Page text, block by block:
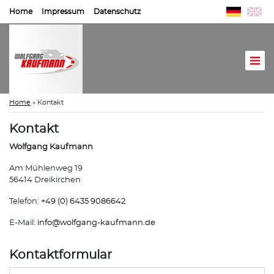
Home Impressum Datenschutz
Home » Kontakt
Kontakt
Wolfgang Kaufmann
Am Mühlenweg 19
56414 Dreikirchen
Telefon: +49 (0) 6435 9086642
E-Mail: info@wolfgang-kaufmann.de
Kontaktformular